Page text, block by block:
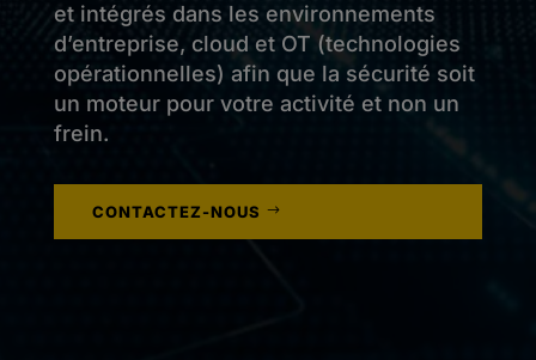
et intégrés dans les environnements
d’entreprise, cloud et OT (technologies
opérationnelles) afin que la sécurité soit
un moteur pour votre activité et non un
frein.
CONTACTEZ-NOUS